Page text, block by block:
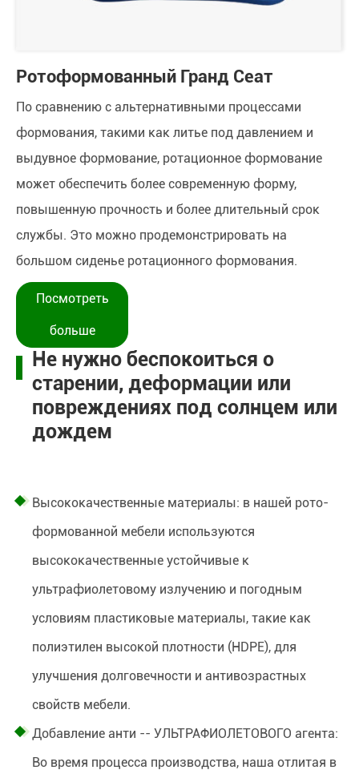
Ротоформованный Гранд Сеат
По сравнению с альтернативными процессами
формования, такими как литье под давлением и
выдувное формование, ротационное формование
может обеспечить более современную форму,
повышенную прочность и более длительный срок
службы. Это можно продемонстрировать на
большом сиденье ротационного формования.
Посмотреть
больше
Не нужно беспокоиться о
старении, деформации или
повреждениях под солнцем или
дождем
Высококачественные материалы: в нашей рото-
формованной мебели используются
высококачественные устойчивые к
ультрафиолетовому излучению и погодным
условиям пластиковые материалы, такие как
полиэтилен высокой плотности (HDPE), для
улучшения долговечности и антивозрастных
свойств мебели.
Добавление анти -- УЛЬТРАФИОЛЕТОВОГО агента:
Во время процесса производства, наша отлитая в